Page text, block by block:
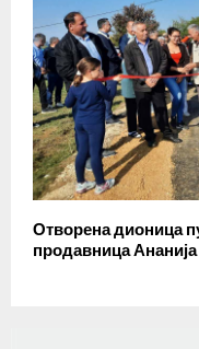
Отворена дионица
продавница Ананија